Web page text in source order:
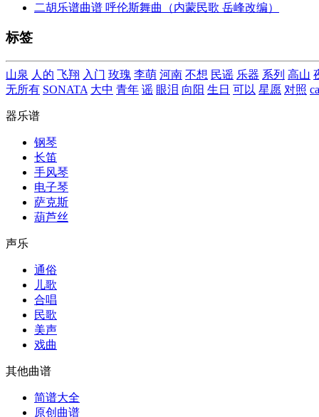
二胡乐谱曲谱 呼伦斯舞曲（内蒙民歌 岳峰改编）
标签
山泉 人的 飞翔 入门 玫瑰 李萌 河南 不想 民谣 乐器 系列 高山
无所有 SONATA 大中 青年 谣 眼泪 向阳 生日 可以 星愿 对照
器乐谱
钢琴
长笛
手风琴
电子琴
萨克斯
葫芦丝
声乐
通俗
儿歌
合唱
民歌
美声
戏曲
其他曲谱
简谱大全
原创曲谱